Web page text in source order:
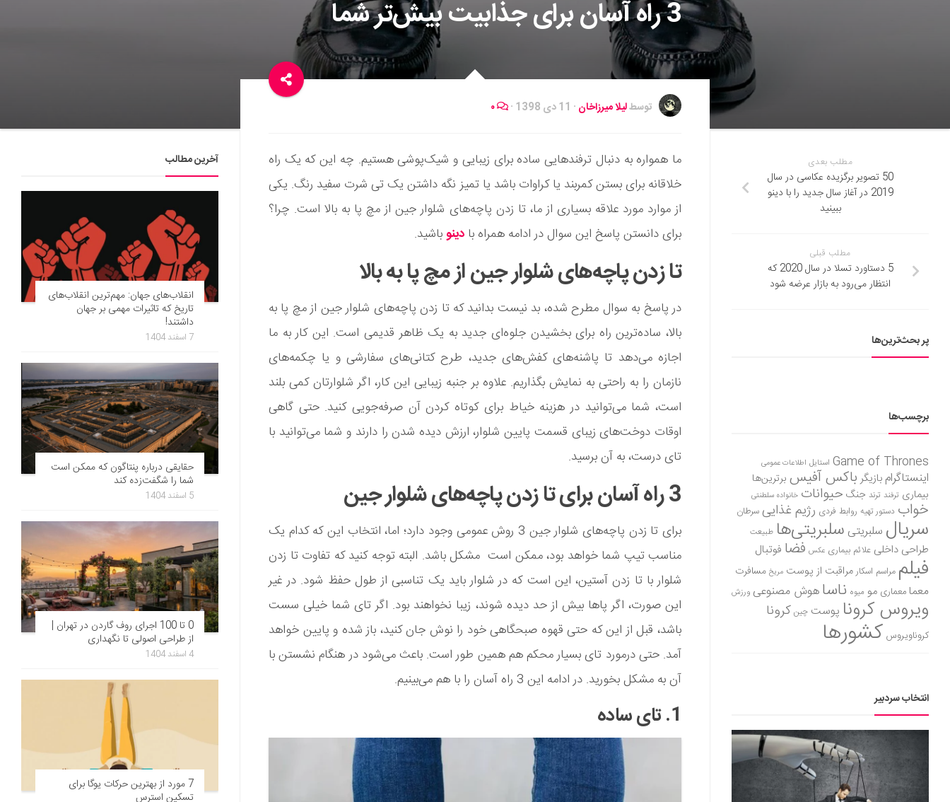
3 راه آسان برای جذابیت بیش‌تر شما
توسطلیلا میرزاخان · 11 دی 1398 ·
ما همواره به دنبال ترفندهایی ساده برای زیبایی و شیک‌پوشی هستیم. چه این که یک راه
خلاقانه برای بستن کمربند یا کراوات باشد یا تمیز نگه داشتن یک تی شرت سفید رنگ. یکی
از موارد مورد علاقه بسیاری از ما، تا زدن پاچه‌های شلوار جین از مچ پا به بالا است. چرا؟
برای دانستن پاسخ این سوال در ادامه همراه با دینوباشید.
تا زدن پاچه‌های شلوار جین از مچ پا به بالا
در پاسخ به سوال مطرح شده، بد نیست بدانید که تا زدن پاچه‌های شلوار جین از مچ پا به
بالا، ساده‌ترین راه برای بخشیدن جلوه‌ای جدید به یک ظاهر قدیمی است. این کار به ما
اجازه می‌دهد تا پاشنه‌های کفش‌های جدید، طرح کتانی‌های سفارشی و یا چکمه‌های
نازمان را به راحتی به نمایش بگذاریم. علاوه بر جنبه زیبایی این کار، اگر شلوارتان کمی بلند
است، شما می‌توانید در هزینه خیاط برای کوتاه کردن آن صرفه‌جویی کنید. حتی گاهی
اوقات دوخت‌های زیبای قسمت پایین شلوار، ارزش دیده شدن را دارند و شما می‌توانید با
تای درست، به آن برسید.
3 راه آسان برای تا زدن پاچه‌های شلوار جین
برای تا زدن پاچه‌های شلوار جین 3 روش عمومی وجود دارد؛ اما، انتخاب این که کدام یک
مناسب تیپ شما خواهد بود، ممکن است مشکل باشد. البته توجه کنید که تفاوت تا زدن
شلوار با تا زدن آستین، این است که در شلوار باید یک تناسبی از طول حفظ شود. در غیر
این صورت، اگر پاها بیش از حد دیده شوند، زیبا نخواهند بود. اگر تای شما خیلی سست
باشد، قبل از این که حتی قهوه صبحگاهی خود را نوش جان کنید، باز شده و پایین خواهد
آمد. حتی درمورد تای بسیار محکم هم همین طور است. باعث می‌شود در هنگام نشستن با
آن به مشکل بخورید. در ادامه این 3 راه آسان را با هم می‌بینیم.
1. تای ساده
مطلب بعدی
50 تصویر برگزیده عکاسی در سال
2019 در آغاز سال جدید را با دینو
ببینید
مطلب قبلی
5 دستاورد تسلا در سال 2020 که
انتظار می‌رود به بازار عرضه شود
پر بحث‌ترین‌ها
برچسب‌ها
Game of Thrones استایل اطلاعات عمومی
اینستاگرام بازیگر باکس آفیس برترین‌ها
بیماری ترفند ترند جنگ حیوانات خانواده سلطنتی
خواب دستور تهیه روابط فردی رژیم غذاییسرطان
سریال سلبریتی سلبریتی‌ها طبیعت
طراحی داخلی علائم بیماری عکس فضا فوتبال
فیلم مراسم اسکارمراقبت از پوست مریخ مسافرت
معمامعماری مو میوه ناساهوش مصنوعی ورزش
ویروس کرونا پوست چین کرونا
کروناویروس کشورها
انتخاب سردبیر
آخرین مطالب
انقلاب‌های جهان: مهم‌ترین انقلاب‌های
تاریخ که تاثیرات مهمی بر جهان
داشتند!
7 اسفند 1404
حقایقی درباره پنتاگون که ممکن است
شما را شگفت‌زده کند
5 اسفند 1404
0 تا 100 اجرای روف گاردن در تهران |
از طراحی اصولی تا نگهداری
4 اسفند 1404
7 مورد از بهترین حرکات یوگا برای
تسکین استرس